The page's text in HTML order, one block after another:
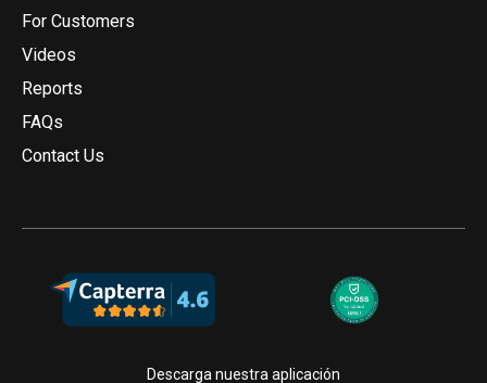
For Customers
Videos
Reports
FAQs
Contact Us
Descarga nuestra aplicación